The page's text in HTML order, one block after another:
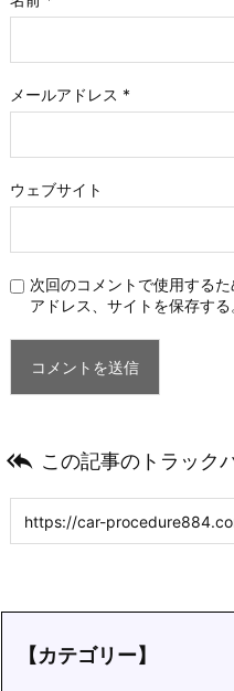
メールアドレス *
ウェブサイト
次回のコメントで使用する
アドレス、サイトを保存する
 この記事のトラック
【カテゴリー】